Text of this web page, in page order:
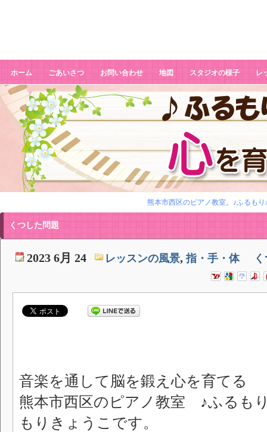
ホーム ごあいさつ お問い合わせ 地図 スタジオの様子 レ
熊本市西区のピアノ教室。♪ふるも
くつした問題
2023 6月 24 レッスンの風景, 指・手・体
音楽を通して脳を鍛え心を育てる
熊本市西区のピアノ教室 ♪ふるも
もりきょうこです。